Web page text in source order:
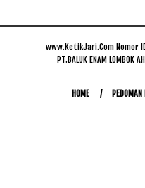
www.KetikJari.Com Nomor
PT.BALUK ENAM LOMBOK
HOME